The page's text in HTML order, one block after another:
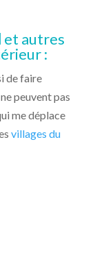
et autres
:
de faire
peuvent pas
me déplace
villages du